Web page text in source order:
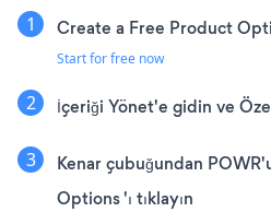
Create a Free Product
Start for free now
İçeriği Yönet'e gidin ve
Kenar çubuğundan
Options 'ı tıklayın